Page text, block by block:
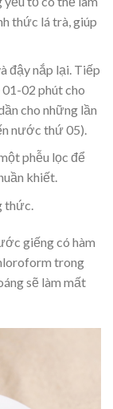
thức lá trà, giúp
đậy nắp lại. Tiếp
02 phút cho
cho những lần
nước thứ 05).
phễu lọc để
khiết.
thức.
giếng có hàm
trong
sẽ làm mất